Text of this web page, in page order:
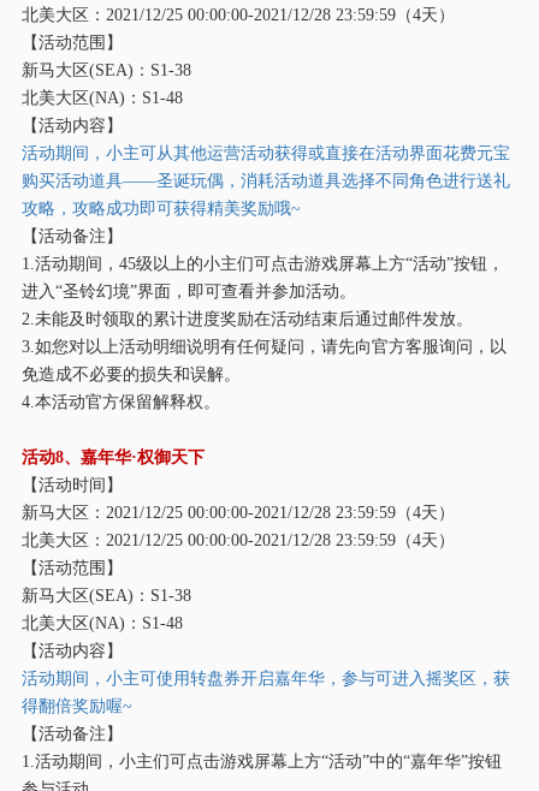
北美大区： 2021/12/25 00:00:00-2021/12/28 23:59:59（4天）
【活动范围】
新马大区(SEA)：S1-38
北美大区(NA)：S1-48
【活动内容】
活动期间，小主可从其他运营活动获得或直接在活动界面花费元宝
购买活动道具——圣诞玩偶，消耗活动道具选择不同角色进行送礼
攻略，攻略成功即可获得精美奖励哦~
【活动备注】
1.活动期间，45级以上的小主们可点击游戏屏幕上方“活动”按钮，
进入“圣铃幻境”界面，即可查看并参加活动。
2.未能及时领取的累计进度奖励在活动结束后通过邮件发放。
3.如您对以上活动明细说明有任何疑问，请先向官方客服询问，以
免造成不必要的损失和误解。
4.本活动官方保留解释权。
活动8、嘉年华·权御天下
【活动时间】
新马大区： 2021/12/25 00:00:00-2021/12/28 23:59:59（4天）
北美大区： 2021/12/25 00:00:00-2021/12/28 23:59:59（4天）
【活动范围】
新马大区(SEA)：S1-38
北美大区(NA)：S1-48
【活动内容】
活动期间，小主可使用转盘券开启嘉年华，参与可进入摇奖区，获
得翻倍奖励喔~
【活动备注】
1.活动期间，小主们可点击游戏屏幕上方“活动”中的“嘉年华”按钮